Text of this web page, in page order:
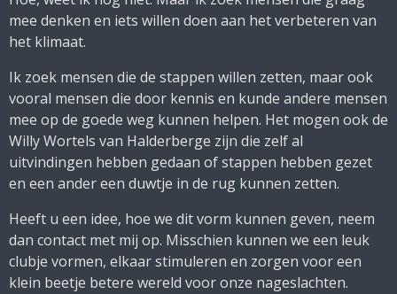
mee denken en iets willen doen aan het verbeteren van
het klimaat.
Ik zoek mensen die de stappen willen zetten, maar ook
vooral mensen die door kennis en kunde andere mensen
mee op de goede weg kunnen helpen. Het mogen ook de
Willy Wortels van Halderberge zijn die zelf al
uitvindingen hebben gedaan of stappen hebben gezet
en een ander een duwtje in de rug kunnen zetten.
Heeft u een idee, hoe we dit vorm kunnen geven, neem
dan contact met mij op. Misschien kunnen we een leuk
clubje vormen, elkaar stimuleren en zorgen voor een
klein beetje betere wereld voor onze nageslachten.